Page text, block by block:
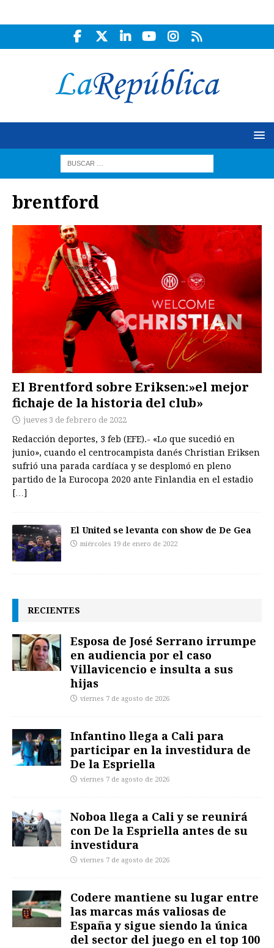
brentford
El Brentford sobre Eriksen:»el mejor
fichaje de la historia del club»
jueves 3 de febrero de 2022
Redacción deportes, 3 feb (EFE).- «Lo que sucedió en
junio», cuando el centrocampista danés Christian Eriksen
sufrió una parada cardíaca y se desplomó en pleno
partido de la Eurocopa 2020 ante Finlandia en el estadio
[…]
El United se levanta con show de De Gea
miércoles 19 de enero de 2022
RECIENTES
Esposa de José Serrano irrumpe
en audiencia por el caso
Villavicencio e insulta a sus
hijas
viernes 7 de agosto de 2026
Infantino llega a Cali para
participar en la investidura de
De la Espriella
viernes 7 de agosto de 2026
Noboa llega a Cali y se reunirá
con De la Espriella antes de su
investidura
viernes 7 de agosto de 2026
Codere mantiene su lugar entre
las marcas más valiosas de
España y sigue siendo la única
del sector del juego en el top 100